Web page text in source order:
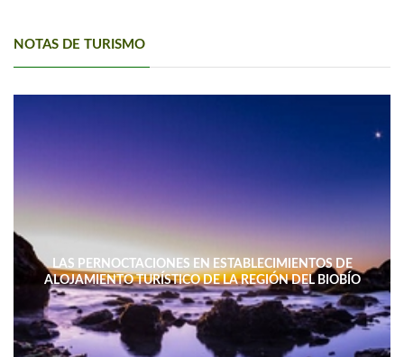
NOTAS DE TURISMO
LAS PERNOCTACIONES EN ESTABLECIMIENTOS DE
ALOJAMIENTO TURÍSTICO DE LA REGIÓN DEL BIOBÍO
DISMINUYERON 15,4% INTERANUAL